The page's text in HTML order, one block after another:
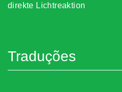
direkte Lichtreaktion
Traduções